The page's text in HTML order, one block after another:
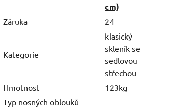
cm)
Záruka 24
Kategorie
klasický
skleník se
sedlovou
střechou
Hmotnost
123kg
Typ nosných oblouků